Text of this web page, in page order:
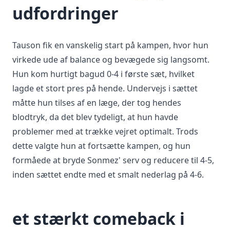
udfordringer
Tauson fik en vanskelig start på kampen, hvor hun
virkede ude af balance og bevægede sig langsomt.
Hun kom hurtigt bagud 0-4 i første sæt, hvilket
lagde et stort pres på hende. Undervejs i sættet
måtte hun tilses af en læge, der tog hendes
blodtryk, da det blev tydeligt, at hun havde
problemer med at trække vejret optimalt. Trods
dette valgte hun at fortsætte kampen, og hun
formåede at bryde Sonmez' serv og reducere til 4-5,
inden sættet endte med et smalt nederlag på 4-6.
et stærkt comeback i